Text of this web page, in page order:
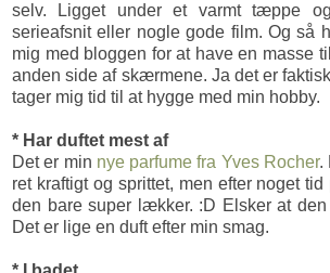
selv. Ligget under et varmt tæppe
serieafsnit eller nogle gode film. Og så
mig med bloggen for at have en masse
anden side af skærmene. Ja det er
tager mig tid til at hygge med min hobby.
* Har duftet mest af
Det er min nye parfume fra Yves Rocher.
ret kraftigt og sprittet, men efter noget
den bare super lækker. :D Elsker at den
Det er lige en duft efter min smag.